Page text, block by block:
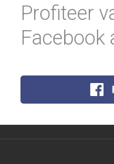
Profiteer
Facebook